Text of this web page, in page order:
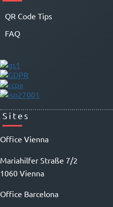
QR Code Tips
FAQ
Sites
Office Vienna
Mariahilfer Straße 7/2
1060 Vienna
Office Barcelona